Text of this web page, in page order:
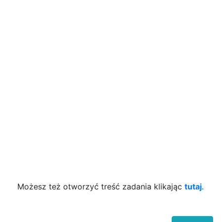
Możesz też otworzyć treść zadania klikając tutaj.